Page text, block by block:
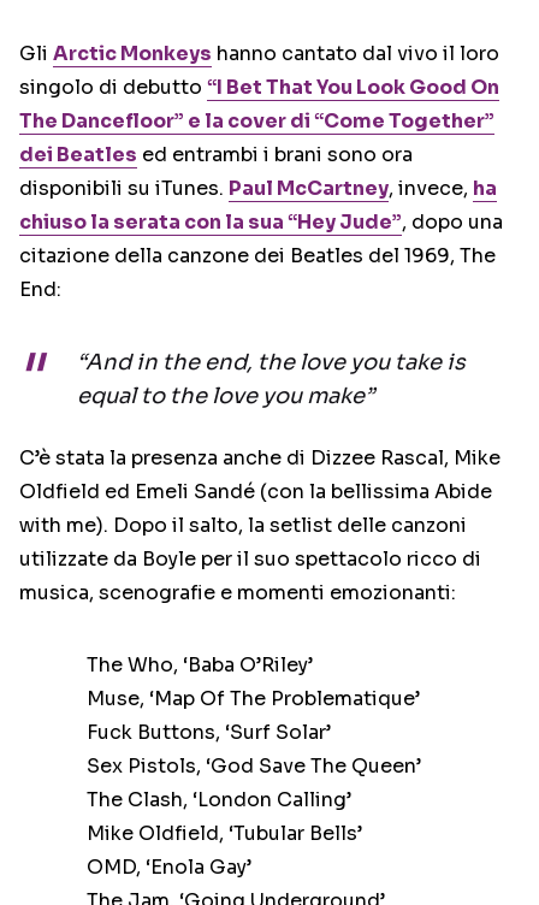
Gli Arctic Monkeys hanno cantato dal vivo il loro
singolo di debutto “I Bet That You Look Good On
The Dancefloor” e la cover di “Come Together”
dei Beatles ed entrambi i brani sono ora
disponibili su iTunes. Paul McCartney, invece, ha
chiuso la serata con la sua “Hey Jude”, dopo una
citazione della canzone dei Beatles del 1969, The
End:
“And in the end, the love you take is
equal to the love you make”
C’è stata la presenza anche di Dizzee Rascal, Mike
Oldfield ed Emeli Sandé (con la bellissima Abide
with me). Dopo il salto, la setlist delle canzoni
utilizzate da Boyle per il suo spettacolo ricco di
musica, scenografie e momenti emozionanti:
The Who, ‘Baba O’Riley’
Muse, ‘Map Of The Problematique’
Fuck Buttons, ‘Surf Solar’
Sex Pistols, ‘God Save The Queen’
The Clash, ‘London Calling’
Mike Oldfield, ‘Tubular Bells’
OMD, ‘Enola Gay’